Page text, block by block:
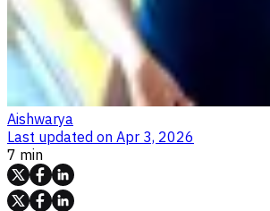
Aishwarya
Last updated on Apr 3, 2026
7 min